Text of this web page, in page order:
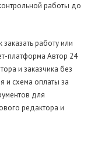
работы до
работу или
платформа Автор 24
и заказчика без
и схема оплаты за
для
редактора и